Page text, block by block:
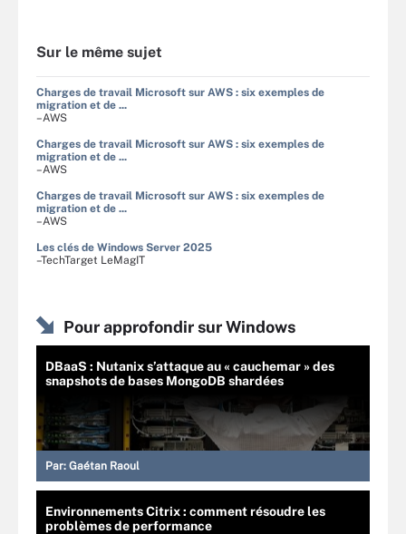
Sur le même sujet
Charges de travail Microsoft sur AWS : six exemples de
migration et de ...
–AWS
Charges de travail Microsoft sur AWS : six exemples de
migration et de ...
–AWS
Charges de travail Microsoft sur AWS : six exemples de
migration et de ...
–AWS
Les clés de Windows Server 2025
–TechTarget LeMagIT
Pour approfondir sur Windows
DBaaS : Nutanix s’attaque au « cauchemar » des
snapshots de bases MongoDB shardées
Par: Gaétan Raoul
Environnements Citrix : comment résoudre les
problèmes de performance